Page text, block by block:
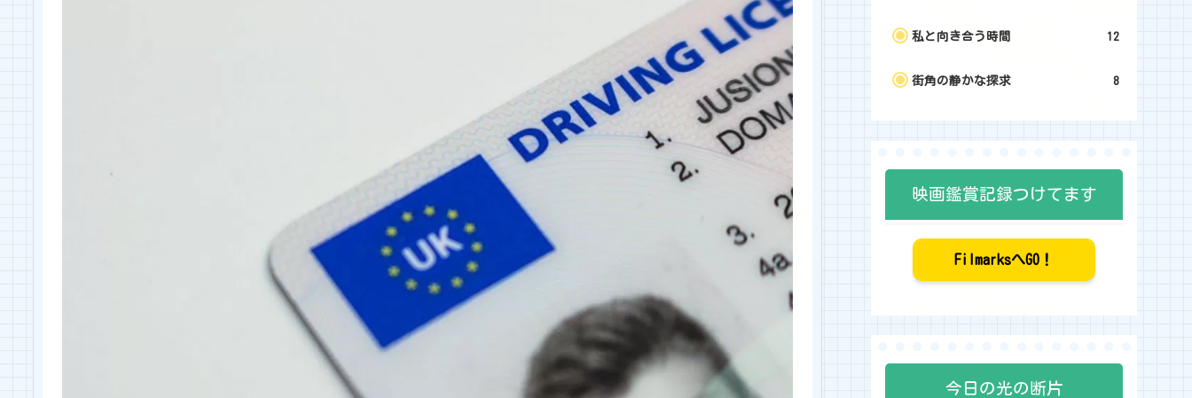
私と向き合う時間 12
街角の静かな探求 8
映画鑑賞記録つけてます
FilmarksへGO！
今日の光の断片